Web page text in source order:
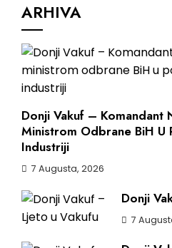
ARHIVA
Donji Vakuf – Komandant
Ministrom Odbrane BiH U
Industriji
7 Augusta, 2026
Donji
7